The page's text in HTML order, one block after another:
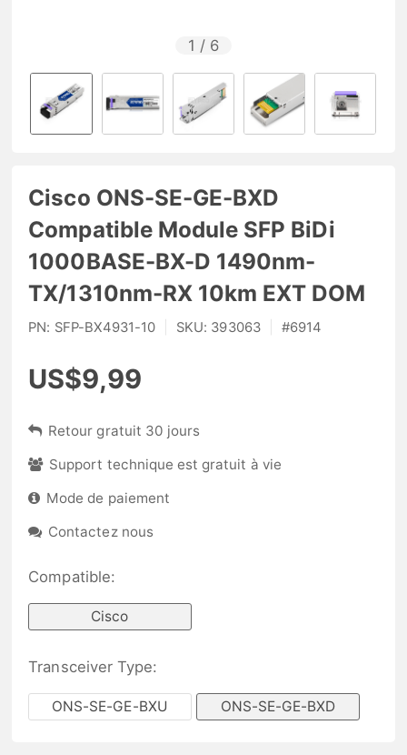
1 / 6
Cisco ONS-SE-GE-BXD
Compatible Module SFP BiDi
1000BASE-BX-D 1490nm-
TX/1310nm-RX 10km EXT DOM
PN: SFP-BX4931-10 SKU: 393063 #6914
US$9,99
Retour gratuit 30 jours
Support technique est gratuit à vie
Mode de paiement
Contactez nous
Compatible:
Cisco
Transceiver Type:
ONS-SE-GE-BXU ONS-SE-GE-BXD